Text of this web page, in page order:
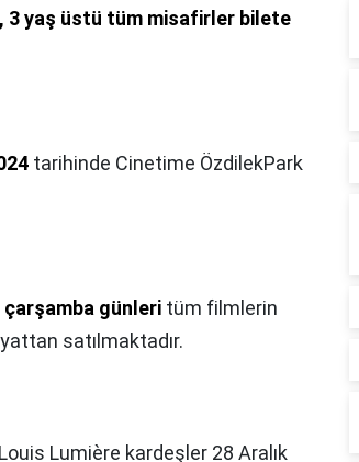
3 yaş üstü tüm misafirler bilete
tarihinde Cinetime ÖzdilekPark
günleri tüm filmlerin
satılmaktadır.
Lumière kardeşler 28 Aralık